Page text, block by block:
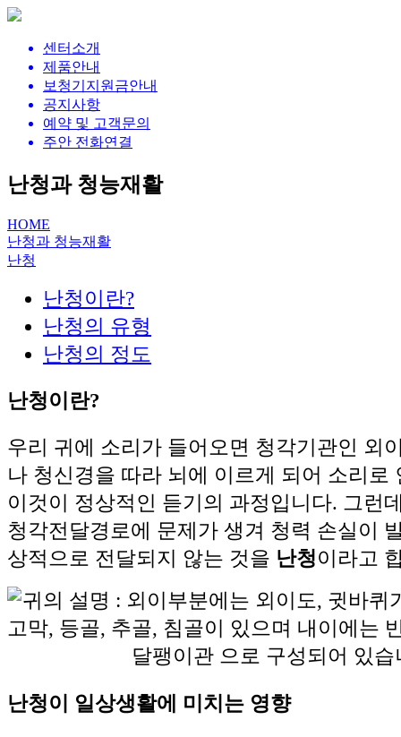
센터소개
제품안내
보청기지원금안내
공지사항
예약 및 고객문의
주안 전화연결
난청과 청능재활
HOME
난청과 청능재활
난청
난청이란?
난청의 유형
난청의 정도
난청이란?
우리 귀에 소리가 들어오면 청각기관인 외
나 청신경을 따라 뇌에 이르게 되어 소리로
이것이 정상적인 듣기의 과정입니다. 그런
청각전달경로에 문제가 생겨 청력 손실이
상적으로 전달되지 않는 것을 난청이라고
난청이 일상생활에 미치는 영향